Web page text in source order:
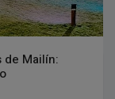
de Mailín: